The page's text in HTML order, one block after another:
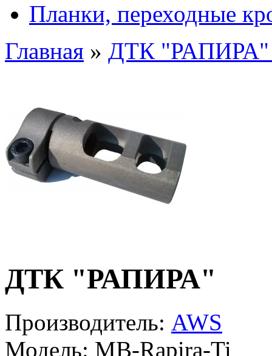
Планки, переходные
Главная » ДТК "РАПИРА"
ДТК "РАПИРА"
Производитель: AWS
Модель: MB-Rapira-Ti